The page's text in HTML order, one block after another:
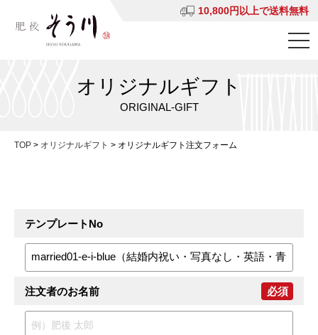
10,800円以上で送料無料
オリジナルギフト
ORIGINAL-GIFT
TOP > オリジナルギフト > オリジナルギフト注文フォーム
テンプレートNo
注文者のお名前 必須